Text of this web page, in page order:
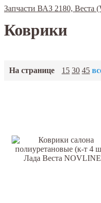
Запчасти ВАЗ 2180, Веста
Коврики
На странице 15 30 45